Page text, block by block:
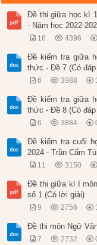
Đề thi giữa học kì
- Năm học 2022-
16 4396
Đề kiểm tra giữa
thức - Đề 7 (Có đáp
6 3988
Đề kiểm tra giữa
thức - Đề 8 (Có đáp
6 3884
Đề kiểm tra cuối
2024 - Trần Cẩm
11 3150
Đề thi giữa kì I
số 1 (Có lời giải)
9 2756
Đề thi môn Ngữ
7 2732